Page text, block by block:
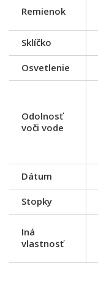
Remienok
Sklíčko
Osvetlenie
Odolnosť
voči vode
Dátum
Stopky
Iná
vlastnosť